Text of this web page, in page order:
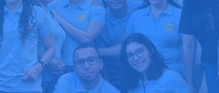
confianza que cuidan cada detalle
Pide tu presupuesto gratis
Llama hoy: 919 03 52 24